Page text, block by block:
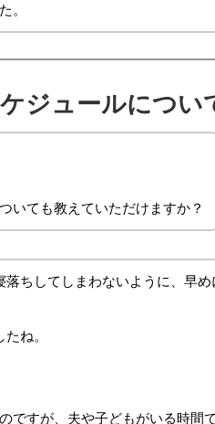
。
ジュールについ
いても教えていただけますか？
ちしてしまわないように、早
たね。
ですが、夫や子どもがいる時間